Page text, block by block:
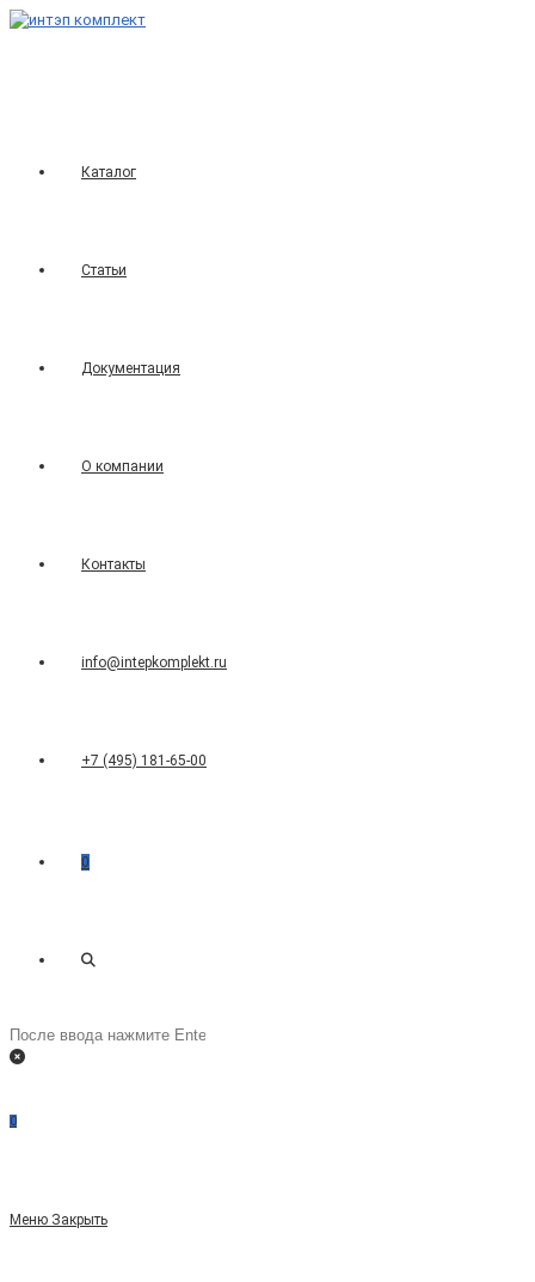
Перейти
Каталог
Статьи
Документация
О компании
Контакты
info@intepkomplekt.ru
+7 (495) 181-65-00
0
Переключить
Поиск
на
0
Меню Закрыть